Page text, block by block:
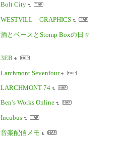
Bolt City
WESTVILL GRAPHICS
酒とベースとStomp Boxの日々
3EB
Larchmont Sevenfour
LARCHMONT 74
Ben’s Works Online
Incubus
音楽配信メモ